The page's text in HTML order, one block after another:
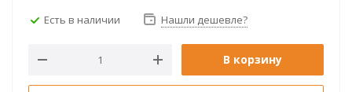
Есть в наличии Нашли дешевле?
В корзину